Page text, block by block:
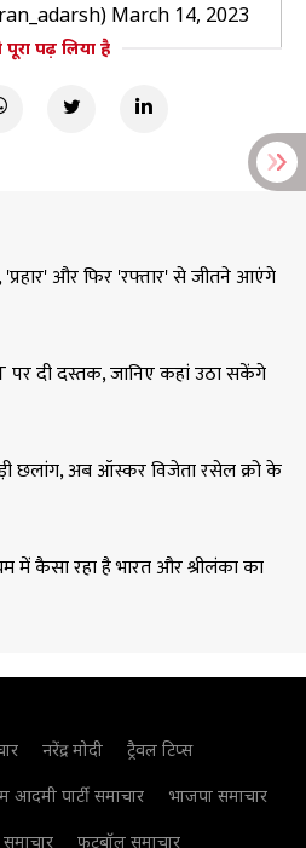
March 14, 2023
पढ़ लिया है
'प्रहार' और फिर 'रफ्तार' से जीतने आएंगे
दी दस्तक, जानिए कहां उठा सकेंगे
छलांग, अब ऑस्कर विजेता रसेल क्रो के
में कैसा रहा है भारत और श्रीलंका का
नरेंद्र मोदी
ट्रैवल टिप्स
पार्टी समाचार
भाजपा समाचार
फुटबॉल समाचार